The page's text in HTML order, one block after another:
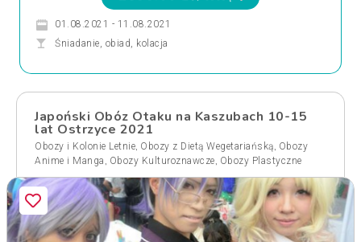
01.08.2021 - 11.08.2021
Śniadanie, obiad, kolacja
Japoński Obóz Otaku na Kaszubach 10-15
lat Ostrzyce 2021
Obozy i Kolonie Letnie, Obozy z Dietą Wegetariańską, Obozy
Anime i Manga , Obozy Kulturoznawcze, Obozy Plastyczne